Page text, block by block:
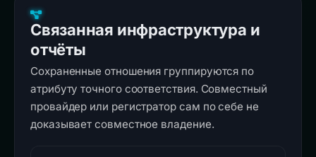
Связанная инфраструктура и
отчёты
Сохраненные отношения группируются по
атрибуту точного соответствия. Совместный
провайдер или регистратор сам по себе не
доказывает совместное владение.